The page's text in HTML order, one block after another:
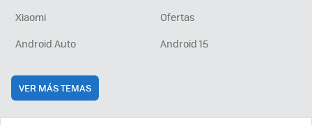
Xiaomi
Ofertas
Android Auto
Android 15
VER MÁS TEMAS